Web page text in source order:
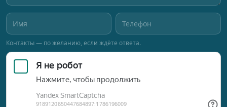
Контакты — по желанию, если ждёте ответа.